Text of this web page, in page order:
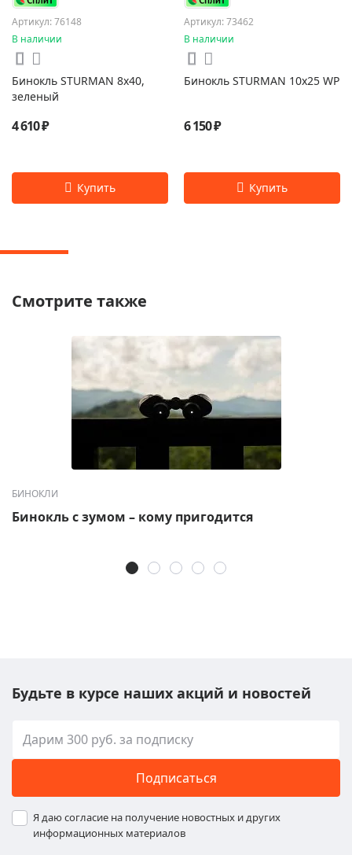
Артикул: 76148
В наличии
Бинокль STURMAN 8x40,
зеленый
4 610 ₽
Артикул: 73462
В наличии
Бинокль STURMAN 10x25 WP
6 150 ₽
Смотрите также
БИНОКЛИ
Бинокль с зумом – кому пригодится
Будьте в курсе наших акций и новостей
Подписаться
Я даю согласие на получение новостных и других
информационных материалов